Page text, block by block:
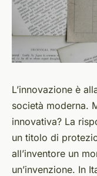
L’innovazione è
società moderna.
innovativa? La
un titolo di
all’inventore un
un’invenzione. In